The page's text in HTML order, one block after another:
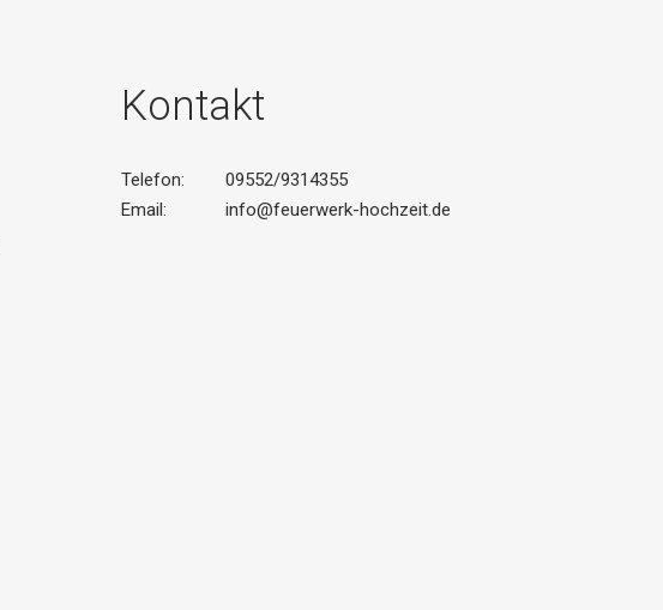
Kontakt
Telefon:
09552/9314355
Email:
info@feuerwerk-hochzeit.de